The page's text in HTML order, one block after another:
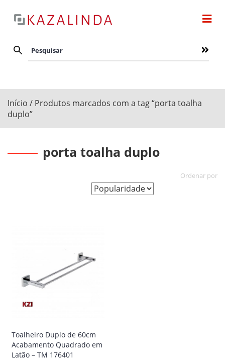
Início / Produtos marcados com a tag “porta toalha
duplo”
porta toalha duplo
Toalheiro Duplo de 60cm
Acabamento Quadrado em
Latão – TM 176401